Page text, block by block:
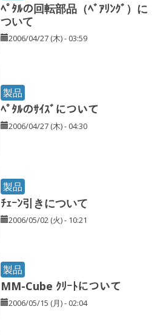
ﾍﾟﾀﾙの回転部品（ﾍﾞｱﾘﾝｸﾞ）に
ついて
2006/04/27 (木) - 03:59
製品
ﾍﾟﾀﾙのｻｲｽﾞについて
2006/04/27 (木) - 04:30
製品
ﾁｪｰﾝ引きについて
2006/05/02 (火) - 10:21
製品
MM-Cube ｸﾘｰﾄについて
2006/05/15 (月) - 02:04